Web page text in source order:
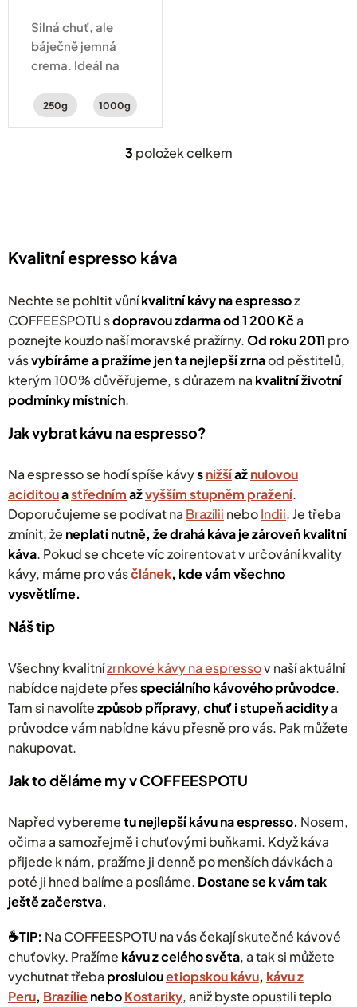
Silná chuť, ale
báječně jemná
crema. Ideál na
s chutí hořké
jemným kouřovým
250g 1000g
O
r
v
k
y
v
ý
p
u
3 položek celkem
Kvalitní espresso káva
Nechte se pohltit vůníkvalitní kávy na espressoz
COFFEESPOTU sdopravou zdarma od 1 200 Kča
poznejte kouzlo naší moravské pražírny.Od roku 2011 pro
vásvybíráme a pražíme jen ta nejlepší zrnaod pěstitelů,
kterým 100% důvěřujeme, s důrazem na kvalitní životní
podmínky místních.
Jak vybrat kávu na espresso?
Na espresso se hodí spíše kávysnižšíažnulovou
aciditouastřednímažvyšším stupněm pražení.
Doporučujeme se podívat na Brazílii neboIndii.Je třeba
zmínit, že neplatí nutně, že drahá káva je zároveň kvalitní
káva. Pokud se chcete víc zoirentovat v určování kvality
kávy, máme pro vásčlánek, kde vám všechno
vysvětlíme.
Náš tip
Všechny kvalitnízrnkové kávy na espressov naší aktuální
nabídce najdete přesspeciálního kávového průvodce.
Tam si navolítezpůsob přípravy, chuť i stupeň aciditya
průvodce vám nabídne kávu přesně pro vás. Pak můžete
nakupovat.
Jak to děláme my v COFFEESPOTU
Napřed vyberemetu nejlepší kávu na espresso. Nosem,
očima a samozřejmě i chuťovými buňkami. Když káva
přijede k nám, pražíme ji denně po menších dávkách a
poté ji hned balíme a posíláme. Dostane se k vám tak
ještě začerstva.
☕️TIP: Na COFFEESPOTU na vás čekajískutečné kávové
chuťovky. Pražíme kávu z celého světa, a tak si můžete
vychutnat třeba proslulouetiopskou kávu, kávu z
Peru, BrazílieneboKostariky, aniž byste opustili teplo